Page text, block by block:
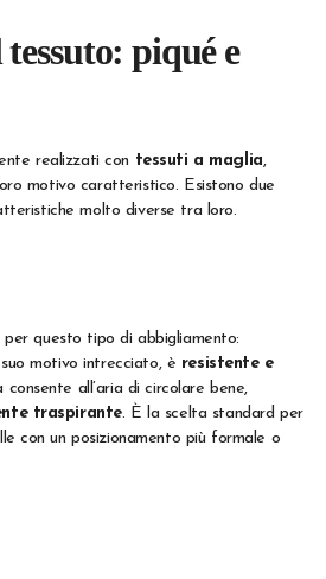
piqué e
realizzati con tessuti a maglia,
motivo caratteristico. Esistono due
molto diverse tra loro.
questo tipo di abbigliamento:
motivo intrecciato, è resistente e
all’aria di circolare bene,
traspirante. È la scelta standard per
con un posizionamento più formale o